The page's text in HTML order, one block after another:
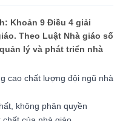
Khoản 9 Điều 4 giải
Theo Luật Nhà giáo số
lý và phát triển nhà
cao chất lượng đội ngũ nhà
không phân quyền